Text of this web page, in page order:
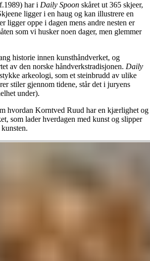
har i Daily Spoon skåret ut 365 skjeer,
ligger i en haug og kan illustrere en
ligger oppe i dagen mens andre nesten er
som vi husker noen dager, men glemmer
historie innen kunsthåndverket, og
av den norske håndverkstradisjonen. Daily
arkeologi, som et steinbrudd av ulike
stiler gjennom tidene, står det i juryens
under).
hvordan Korntved Ruud har en kjærlighet og
som lader hverdagen med kunst og slipper